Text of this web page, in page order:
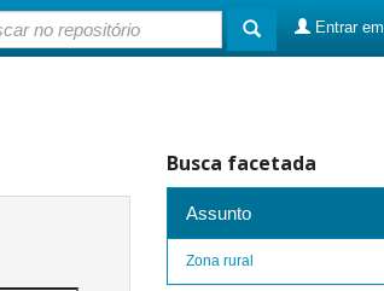
Entrar
Busca facetada
Assunto
Zona rural